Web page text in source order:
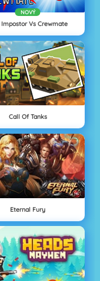
NOVÝ
Impostor Vs Crewmate
Call Of Tanks
Eternal Fury